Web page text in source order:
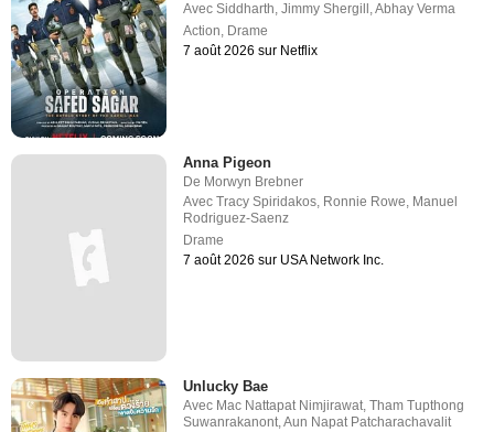
AvecSiddharth,Jimmy Shergill ,Abhay Verma
Action, Drame
7 août 2026 sur Netflix
Anna Pigeon
De Morwyn Brebner
AvecTracy Spiridakos Ronnie Rowe Manuel
Rodriguez-Saenz
Drame
7 août 2026 sur USA Network Inc.
Unlucky Bae
Avec Mac Nattapat Nimjirawat,Tham Tupthong
Suwanrakanont,Aun Napat Patcharachavalit